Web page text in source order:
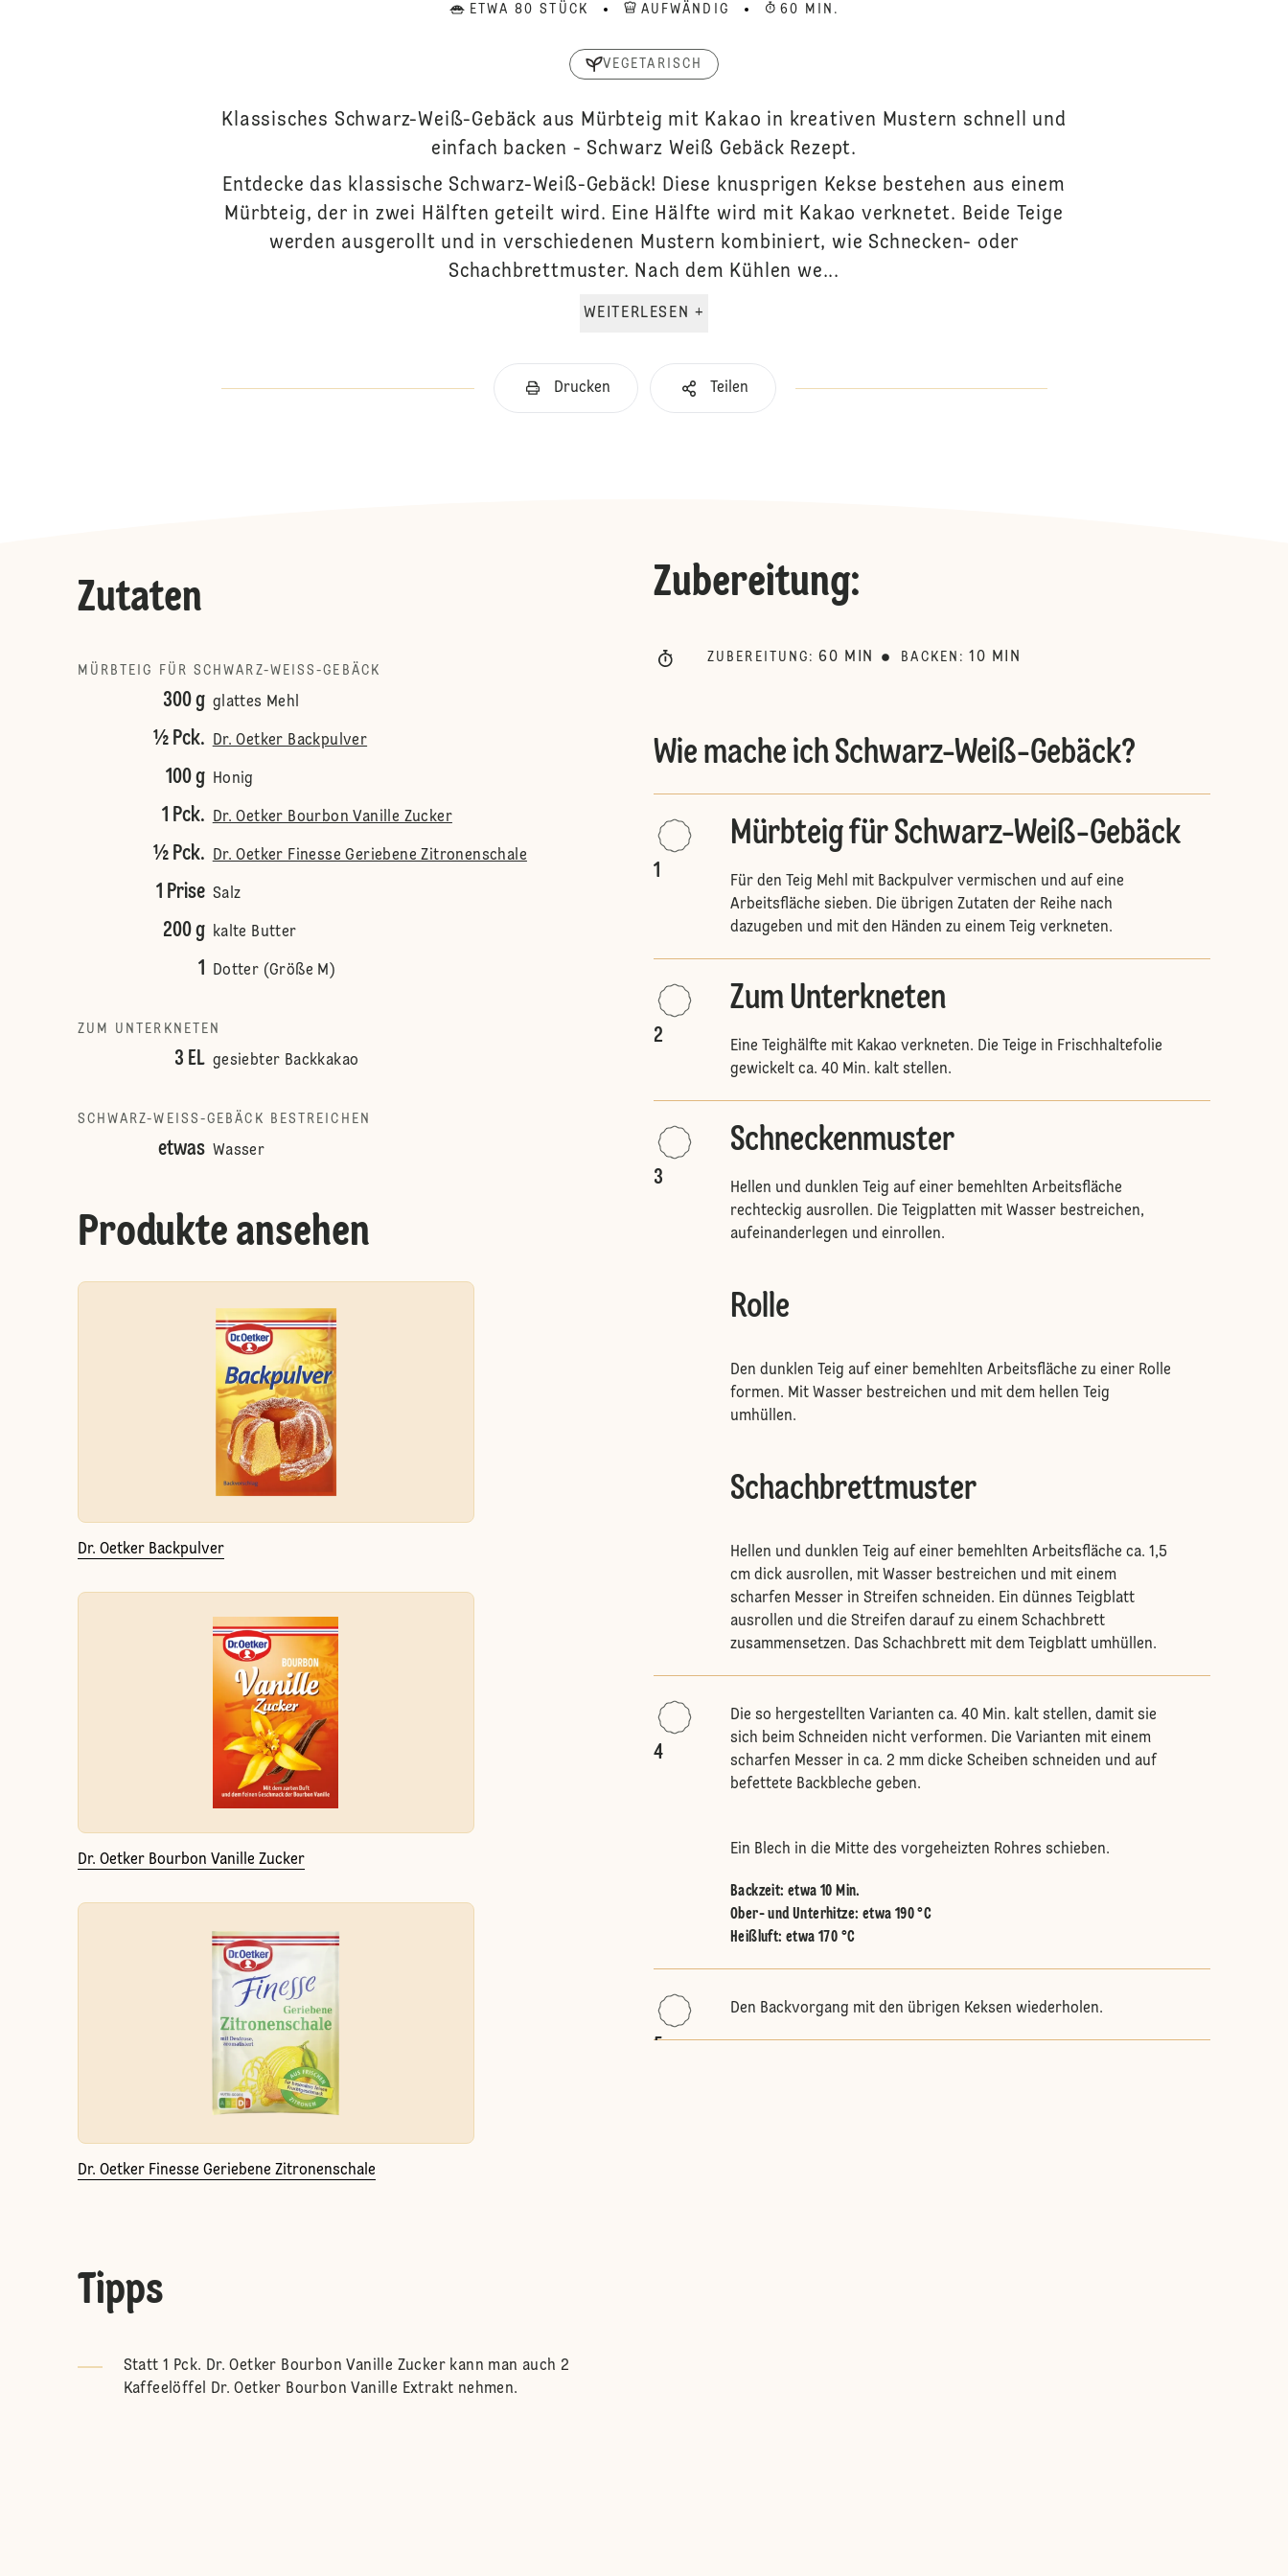
ETWA 80 STÜCK AUFWÄNDIG 60 MIN.
VEGETARISCH
Klassisches Schwarz-Weiß-Gebäck aus Mürbteig mit Kakao in kreativen Mustern schnell und
einfach backen - Schwarz Weiß Gebäck Rezept.
Entdecke das klassische Schwarz-Weiß-Gebäck! Diese knusprigen Kekse bestehen aus einem
Mürbteig, der in zwei Hälften geteilt wird. Eine Hälfte wird mit Kakao verknetet. Beide Teige
werden ausgerollt und in verschiedenen Mustern kombiniert, wie Schnecken- oder
Schachbrettmuster. Nach dem Kühlen we...
WEITERLESEN +
Drucken Teilen
Zutaten
MÜRBTEIG FÜR SCHWARZ-WEISS-GEBÄCK
300 g glattes Mehl
½ Pck. Dr. Oetker Backpulver
100 g Honig
1 Pck. Dr. Oetker Bourbon Vanille Zucker
½ Pck. Dr. Oetker Finesse Geriebene Zitronenschale
1 Prise Salz
200 g kalte Butter
1 Dotter (Größe M)
ZUM UNTERKNETEN
3 EL gesiebter Backkakao
SCHWARZ-WEISS-GEBÄCK BESTREICHEN
etwas Wasser
Produkte ansehen
Dr. Oetker Backpulver
Dr. Oetker Bourbon Vanille Zucker
Dr. Oetker Finesse Geriebene Zitronenschale
Tipps
Statt 1 Pck. Dr. Oetker Bourbon Vanille Zucker kann man auch 2
Kaffeelöffel Dr. Oetker Bourbon Vanille Extrakt nehmen.
Zubereitung:
ZUBEREITUNG : 60 MIN BACKEN : 10 MIN
Wie mache ich Schwarz-Weiß-Gebäck?
1
Mürbteig für Schwarz-Weiß-Gebäck
Für den Teig Mehl mit Backpulver vermischen und auf eine
Arbeitsfläche sieben. Die übrigen Zutaten der Reihe nach
dazugeben und mit den Händen zu einem Teig verkneten.
2
Zum Unterkneten
Eine Teighälfte mit Kakao verkneten. Die Teige in Frischhaltefolie
gewickelt ca. 40 Min. kalt stellen.
3
Schneckenmuster
Hellen und dunklen Teig auf einer bemehlten Arbeitsfläche
rechteckig ausrollen. Die Teigplatten mit Wasser bestreichen,
aufeinanderlegen und einrollen.
Rolle
Den dunklen Teig auf einer bemehlten Arbeitsfläche zu einer Rolle
formen. Mit Wasser bestreichen und mit dem hellen Teig
umhüllen.
Schachbrettmuster
Hellen und dunklen Teig auf einer bemehlten Arbeitsfläche ca. 1,5
cm dick ausrollen, mit Wasser bestreichen und mit einem
scharfen Messer in Streifen schneiden. Ein dünnes Teigblatt
ausrollen und die Streifen darauf zu einem Schachbrett
zusammensetzen. Das Schachbrett mit dem Teigblatt umhüllen.
4
Die so hergestellten Varianten ca. 40 Min. kalt stellen, damit sie
sich beim Schneiden nicht verformen. Die Varianten mit einem
scharfen Messer in ca. 2 mm dicke Scheiben schneiden und auf
befettete Backbleche geben.
Ein Blech in die Mitte des vorgeheizten Rohres schieben.
Backzeit: etwa 10 Min.
Ober- und Unterhitze: etwa 190 °C
Heißluft: etwa 170 °C
5
Den Backvorgang mit den übrigen Keksen wiederholen.